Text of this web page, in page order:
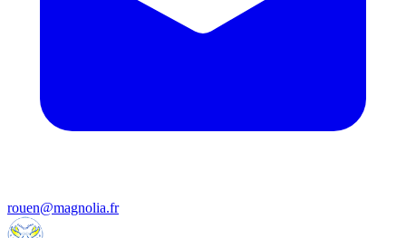
rouen@magnolia.fr